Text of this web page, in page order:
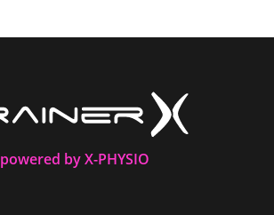
powered by X-PHYSIO